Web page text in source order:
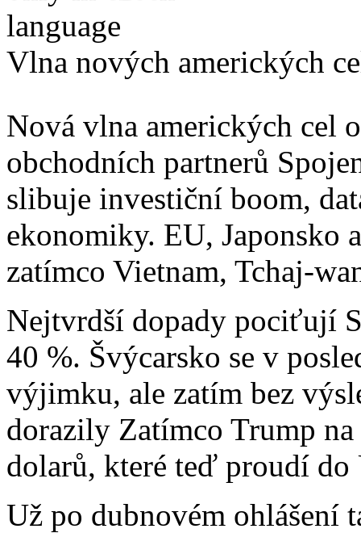
Vlna nových amerických
Nová vlna amerických cel
obchodních partnerů
slibuje investiční boom,
ekonomiky. EU, Japonsko
zatímco Vietnam, Tchaj-
Nejtvrdší dopady pociťují
40 %. Švýcarsko se v
výjimku, ale zatím bez
dorazily Zatímco Trump
dolarů, které teď proudí
Už po dubnovém ohlášení